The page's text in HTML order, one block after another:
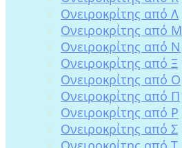
Ονειροκρίτης από Λ
Ονειροκρίτης από Μ
Ονειροκρίτης από Ν
Ονειροκρίτης από Ξ
Ονειροκρίτης από Ο
Ονειροκρίτης από Π
Ονειροκρίτης από Ρ
Ονειροκρίτης από Σ